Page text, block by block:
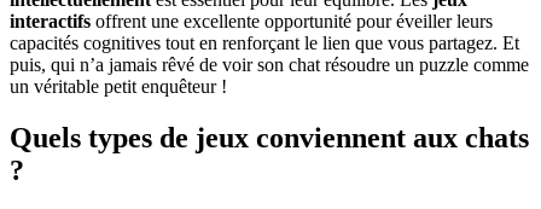
interactifs offrent une excellente opportunité pour éveiller leurs
capacités cognitives tout en renforçant le lien que vous partagez. Et
puis, qui n’a jamais rêvé de voir son chat résoudre un puzzle comme
un véritable petit enquêteur !
Quels types de jeux conviennent aux chats
?